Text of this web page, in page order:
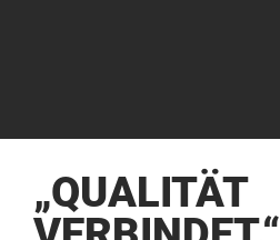
„QUALITÄT